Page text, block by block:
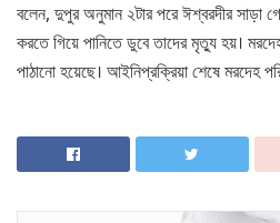
বলেন, দুপুর অনুমান ২টার পরে ঈশ্বরদীর সাড়া
করতে গিয়ে পানিতে ডুবে তাদের মৃত্যু হয়।
পাঠানো হয়েছে। আইনিপ্রক্রিয়া শেষে মরদেহ